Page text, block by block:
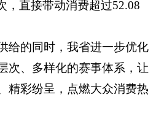
，直接带动消费超过52.08
给的同时，我省进一步优化
次、多样化的赛事体系，让
精彩纷呈，点燃大众消费热